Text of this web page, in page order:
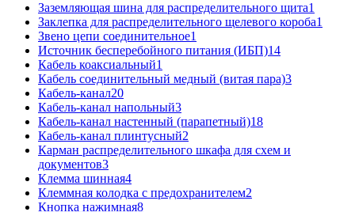
Заземляющая шина для распределительного щита1
Заклепка для распределительного щелевого короба1
Звено цепи соединительное1
Источник бесперебойного питания (ИБП)14
Кабель коаксиальный1
Кабель соединительный медный (витая пара)3
Кабель-канал20
Кабель-канал напольный3
Кабель-канал настенный (парапетный)18
Кабель-канал плинтусный2
Карман распределительного шкафа для схем и
документов3
Клемма шинная4
Клеммная колодка с предохранителем2
Кнопка нажимная8